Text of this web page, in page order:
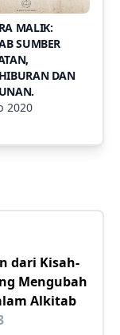
MALIK:
SUMBER
DAN
2020
dari Kisah-
Mengubah
Alkitab